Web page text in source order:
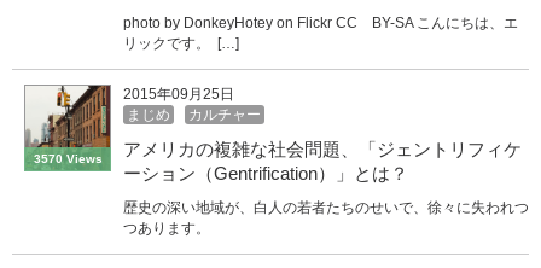
photo by DonkeyHotey on Flickr CC BY-SA こんにちは、エ
リックです。 […]
3570 Views
2015年09月25日
まじめ
カルチャー
アメリカの複雑な社会問題、「ジェントリフィケ
ーション（Gentrification）」とは？
歴史の深い地域が、白人の若者たちのせいで、徐々に失われつ
つあります。